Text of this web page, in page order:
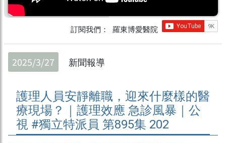
訂閱我們： 羅東博愛醫院
2025/3/27 新聞報導
護理人員安靜離職，迎來什麼樣的醫
療現場？｜護理效應 急診風暴｜公
視 #獨立特派員 第895集 202